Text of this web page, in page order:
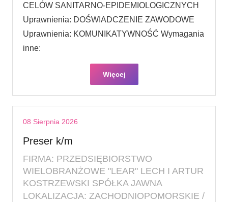
CELÓW SANITARNO-EPIDEMIOLOGICZNYCH
Uprawnienia: DOŚWIADCZENIE ZAWODOWE
Uprawnienia: KOMUNIKATYWNOŚĆ Wymagania
inne:
Więcej
08 Sierpnia 2026
Preser k/m
FIRMA: PRZEDSIĘBIORSTWO
WIELOBRANŻOWE "LEAR" LECH I ARTUR
KOSTRZEWSKI SPÓŁKA JAWNA
LOKALIZACJA: ZACHODNIOPOMORSKIE /